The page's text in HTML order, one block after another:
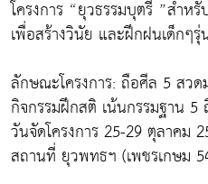
โครงการ “ยุวธรรมบุตรี ”สำห
เพื่อสร้างวินัย และฝึกฝนเด็กๆ
ลักษณะโครงการ: ถือศีล 5 สว
กิจกรรมฝึกสติ เน้นกรรมฐาน 5
วันจัดโครงการ 25-29 ตุลาคม
สถานที่ ยุวพทธฯ (เพชรเกษม